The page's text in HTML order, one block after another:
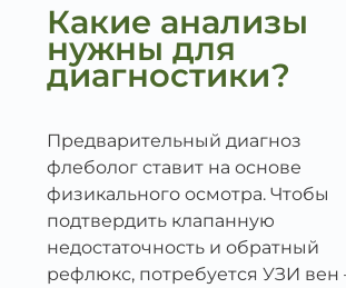
Какие анализы
нужны для
диагностики?
Предварительный диагноз
флеболог ставит на основе
физикального осмотра. Чтобы
подтвердить клапанную
недостаточность и обратный
рефлюкс, потребуется УЗИ вен